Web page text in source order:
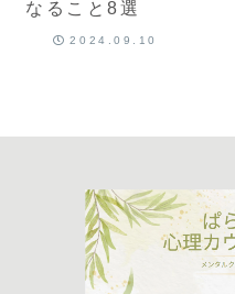
なること8選
2024.09.10